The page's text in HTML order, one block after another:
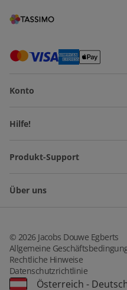
Konto
Hilfe!
Produkt-Support
Über uns
© 2026Jacobs Douwe Egberts
Allgemeine
Rechtliche Hinweise
Datenschutzrichtlinie
Österreich -